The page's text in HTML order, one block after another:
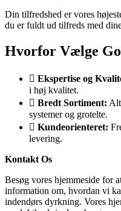
Din tilfredshed er vores
du er fuldt ud tilfreds med
Hvorfor Vælge
Ekspertise og
i høj kvalitet.
Bredt Sortiment:
systemer og grotelte.
Kundeorienteret:
levering.
Kontakt Os
Besøg vores hjemmeside for
information om, hvordan vi
indendørs dyrkning. Vores